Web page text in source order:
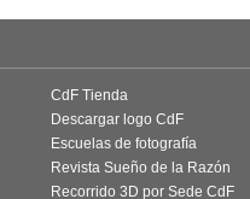
CdF Tienda
Descargar logo CdF
Escuelas de fotografía
Revista Sueño de la Razón
Recorrido 3D por Sede CdF